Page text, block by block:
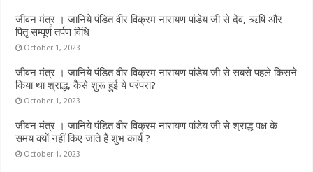
जीवन मंत्र । जानिये पंडित वीर विक्रम नारायण पांडेय जी से देव, ऋषि और
पितृ सम्पूर्ण तर्पण विधि
October 1, 2023
जीवन मंत्र । जानिये पंडित वीर विक्रम नारायण पांडेय जी से सबसे पहले किसने
किया था श्राद्ध, कैसे शुरू हुई ये परंपरा?
October 1, 2023
जीवन मंत्र । जानिये पंडित वीर विक्रम नारायण पांडेय जी से श्राद्ध पक्ष के
समय क्यों नहीं किए जाते हैं शुभ कार्य ?
October 1, 2023